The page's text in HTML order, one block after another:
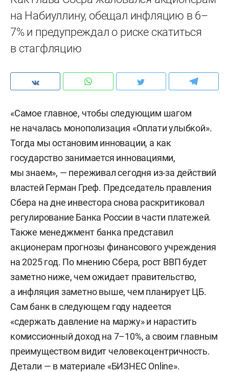
на Набиуллину, обещал инфляцию в 6–
7% и предупреждал о риске скатиться
в стагфляцию
«Самое главное, чтобы следующим шагом
не началась монополизация «Оплати улыбкой».
Тогда мы остановим инновации, а как
государство занимается инновациями,
мы знаем», — переживал сегодня из-за действий
властей Герман Греф. Председатель правления
Сбера на дне инвестора снова раскритиковал
регулирование Банка России в части платежей.
Также менеджмент банка представил
акционерам прогнозы финансового учреждения
на 2025 год. По мнению Сбера, рост ВВП будет
заметно ниже, чем ожидает правительство,
а инфляция заметно выше, чем планирует ЦБ.
Сам банк в следующем году надеется
«сдержать давление на маржу» и нарастить
комиссионный доход на 7–10%, а своим главным
преимуществом видит человекоцентричность.
Детали — в материале «БИЗНЕС Online».